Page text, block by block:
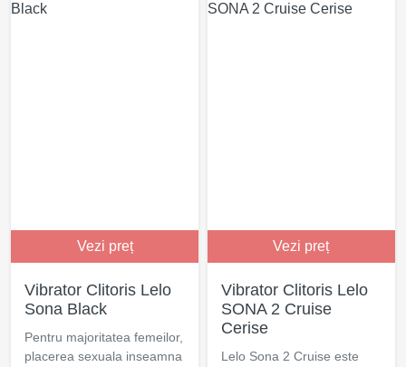
Vezi preț
Vibrator Clitoris Lelo
Sona Black
Pentru majoritatea femeilor,
placerea sexuala inseamna
Vezi preț
Vibrator Clitoris Lelo
SONA 2 Cruise
Cerise
Lelo Sona 2 Cruise este